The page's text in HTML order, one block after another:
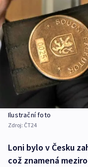
Ilustrační foto
Zdroj: ČT24
Loni bylo v Česku
což znamená